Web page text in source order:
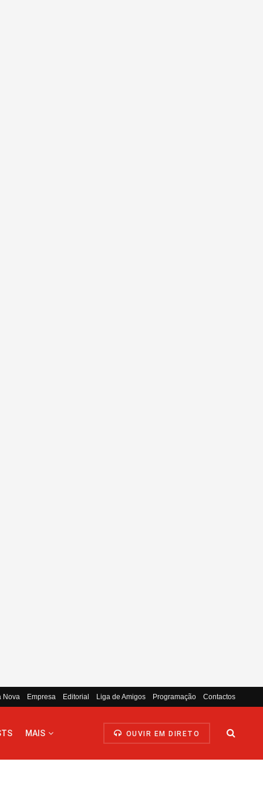
Nova Empresa Editorial Liga de Amigos Programação Contactos
MAIS OUVIR EM DIRETO